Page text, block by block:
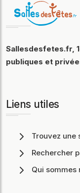
Sallesdesfetes.fr,
publiques et
Liens utiles
Trouvez une
Rechercher
Qui sommes